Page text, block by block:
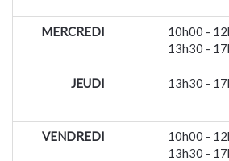
MERCREDI
10h00 -
13h30 -
JEUDI
13h30 -
VENDREDI
10h00 -
13h30 -